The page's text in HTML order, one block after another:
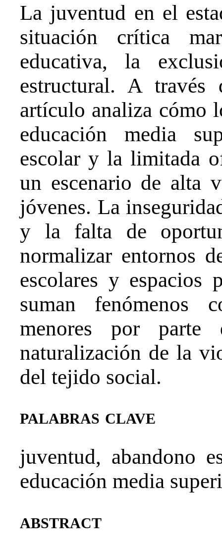
La juventud en el
situación crítica
educativa, la
estructural. A través
artículo analiza cómo
educación media
escolar y la limitada
un escenario de alta
jóvenes. La
y la falta de
normalizar entornos
escolares y espacios
suman fenómenos
menores por parte
naturalización de la
del tejido social.
palabras clave
juventud, abandono
educación media
abstract